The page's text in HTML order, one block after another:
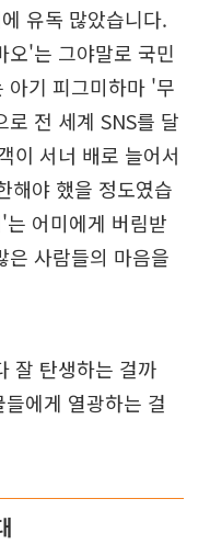
유독 많았습니다.
오'는 그야말로 국민
아기 피그미하마 '무
전 세계 SNS를 달
이 서너 배로 늘어서
해야 했을 정도였습
어미에게 버림받
은 사람들의 마음을
잘 탄생하는 걸까
에게 열광하는 걸